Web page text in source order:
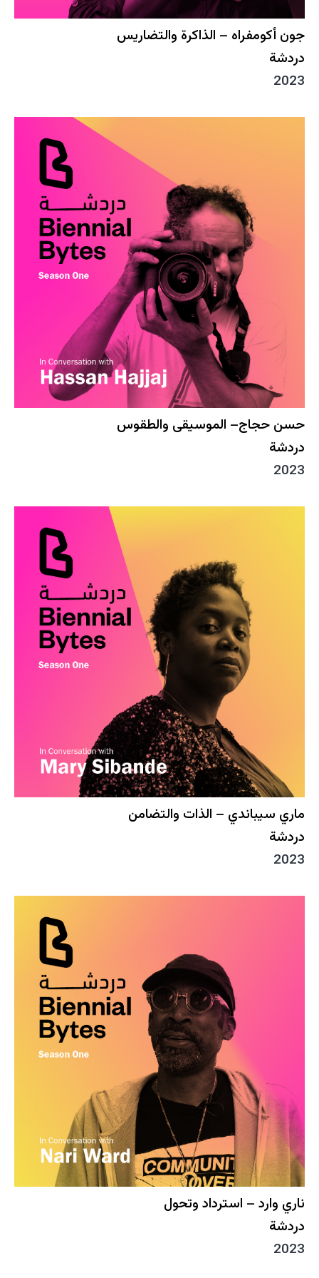
جون أكومفراه – الذاكرة والتضاريس
دردشة
2023
حسن حجاج– الموسيقى والطقوس
دردشة
2023
ماري سيباندي – الذات والتضامن
دردشة
2023
ناري وارد – استرداد وتحول
دردشة
2023